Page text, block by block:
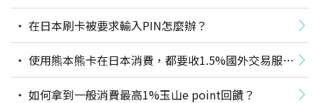
在日本刷卡被要求輸入PIN怎麼辦？
費？如何拿到一般消費最高1%玉山e point回饋？